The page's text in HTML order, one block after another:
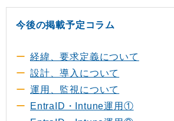
今後の掲載予定コラム
経緯、要求定義について
設計、導入について
運用、監視について
EntraID・Intune運用①